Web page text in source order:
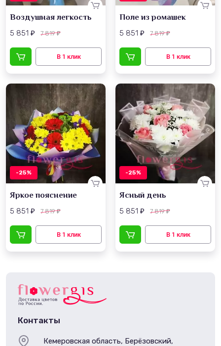
Воздушная легкость
5 851 ₽ 7 819₽
Поле из ромашек
5 851 ₽ 7 819₽
-25%
Яркое пояснение
5 851 ₽ 7 819₽
-25%
Ясный день
5 851 ₽ 7 819₽
Контакты
Кемеровская область, Берёзовский,